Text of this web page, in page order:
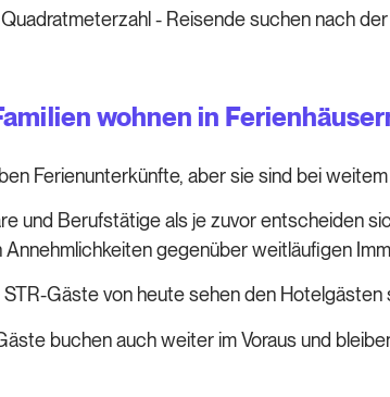
- Reisende suchen nach
wohnen in
Ferienunterkünfte, aber sie sind bei
und Berufstätige als je zuvor entscheiden
gegenüber weitläufigen
Gäste von heute sehen den Hotelgästen
buchen auch weiter im Voraus und